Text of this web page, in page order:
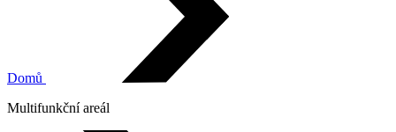
Domů
Multifunkční areál